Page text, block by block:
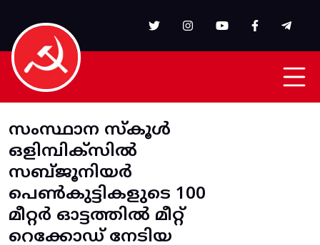
സംസ്ഥാന സ്‌കൂൾ
ഒളിമ്പിക്സിൽ
സബ്‌ജൂനിയർ
പെൺകുട്ടികളുടെ 100
മീറ്റർ ഓട്ടത്തിൽ മീറ്റ്
റെക്കോഡ് നേടിയ